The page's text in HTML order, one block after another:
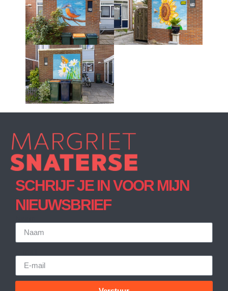
SCHRIJF JE IN VOOR MIJN
NIEUWSBRIEF